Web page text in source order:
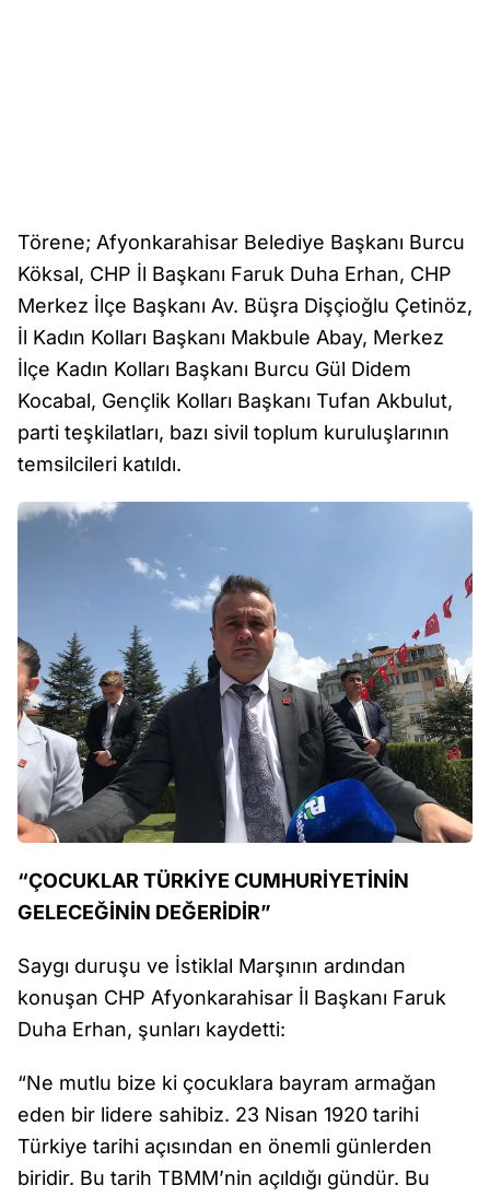
Törene; Afyonkarahisar Belediye Başkanı Burcu
Köksal, CHP İl Başkanı Faruk Duha Erhan, CHP
Merkez İlçe Başkanı Av. Büşra Dişçioğlu Çetinöz,
İl Kadın Kolları Başkanı Makbule Abay, Merkez
İlçe Kadın Kolları Başkanı Burcu Gül Didem
Kocabal, Gençlik Kolları Başkanı Tufan Akbulut,
parti teşkilatları, bazı sivil toplum kuruluşlarının
temsilcileri katıldı.
“ÇOCUKLAR TÜRKİYE CUMHURİYETİNİN
GELECEĞİNİN DEĞERİDİR”
Saygı duruşu ve İstiklal Marşının ardından
konuşan CHP Afyonkarahisar İl Başkanı Faruk
Duha Erhan, şunları kaydetti:
“Ne mutlu bize ki çocuklara bayram armağan
eden bir lidere sahibiz. 23 Nisan 1920 tarihi
Türkiye tarihi açısından en önemli günlerden
biridir. Bu tarih TBMM’nin açıldığı gündür. Bu